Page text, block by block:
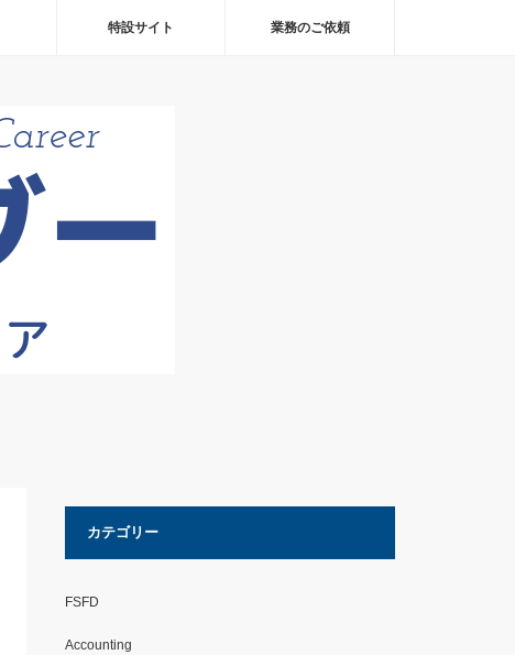
特設サイト 業務のご依頼
カテゴリー
FSFD
Accounting